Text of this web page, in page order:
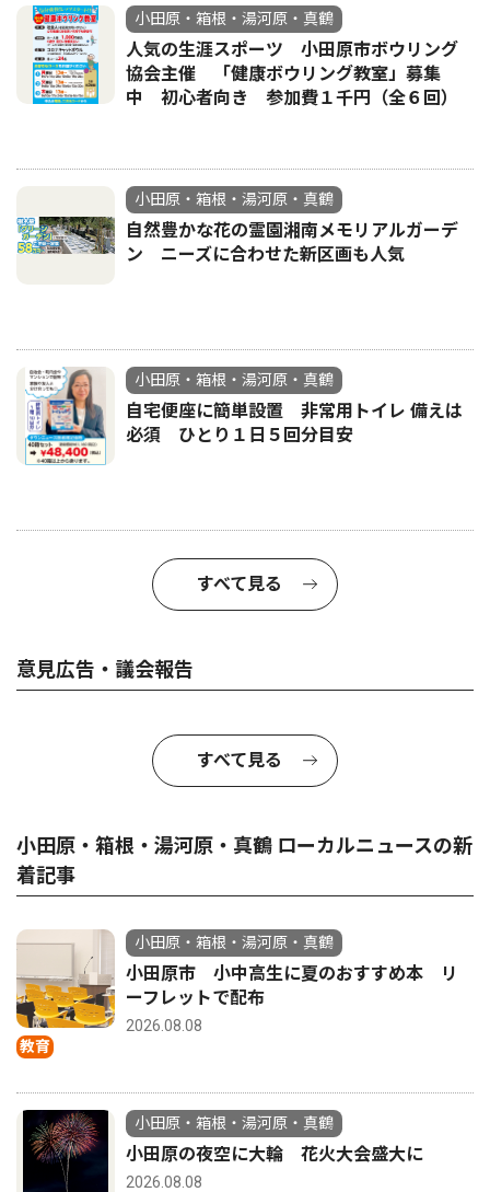
小田原・箱根・湯河原・真鶴
人気の生涯スポーツ 小田原市ボウリング
協会主催 「健康ボウリング教室」募集
中 初心者向き 参加費１千円（全６回）
小田原・箱根・湯河原・真鶴
自然豊かな花の霊園湘南メモリアルガーデ
ン ニーズに合わせた新区画も人気
小田原・箱根・湯河原・真鶴
自宅便座に簡単設置 非常用トイレ 備えは
必須 ひとり１日５回分目安
すべて見る
意見広告・議会報告
すべて見る
小田原・箱根・湯河原・真鶴 ローカルニュースの新
着記事
教育
小田原・箱根・湯河原・真鶴
小田原市 小中高生に夏のおすすめ本 リ
ーフレットで配布
2026.08.08
小田原・箱根・湯河原・真鶴
小田原の夜空に大輪 花火大会盛大に
2026.08.08